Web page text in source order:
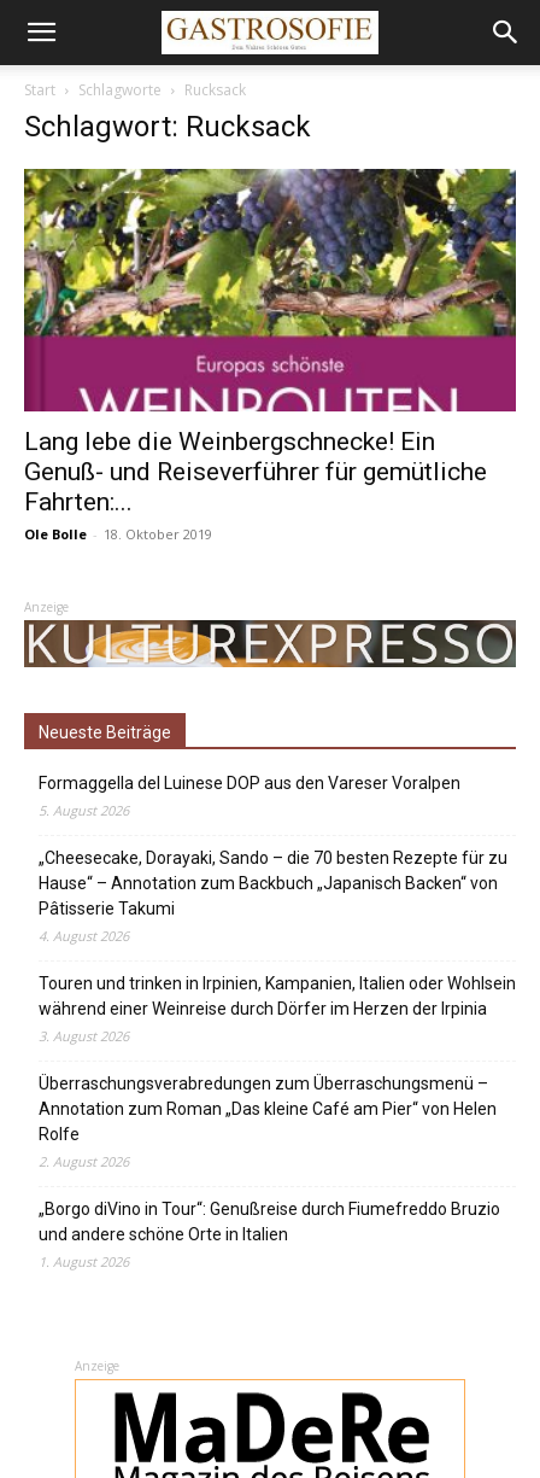
Start Schlagworte Rucksack
Schlagwort: Rucksack
Lang lebe die Weinbergschnecke! Ein
Genuß- und Reiseverführer für gemütliche
Fahrten:...
Ole Bolle - 18. Oktober 2019
Anzeige
Neueste Beiträge
Formaggella del Luinese DOP aus den Vareser Voralpen
5. August 2026
„Cheesecake, Dorayaki, Sando – die 70 besten Rezepte für zu
Hause“ – Annotation zum Backbuch „Japanisch Backen“ von
Pâtisserie Takumi
4. August 2026
Touren und trinken in Irpinien, Kampanien, Italien oder Wohlsein
während einer Weinreise durch Dörfer im Herzen der Irpinia
3. August 2026
Überraschungsverabredungen zum Überraschungsmenü –
Annotation zum Roman „Das kleine Café am Pier“ von Helen
Rolfe
2. August 2026
„Borgo diVino in Tour“: Genußreise durch Fiumefreddo Bruzio
und andere schöne Orte in Italien
1. August 2026
Anzeige